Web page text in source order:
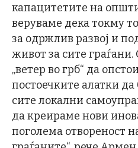
капацитетите на
веруваме дека токму
за одржлив развој и
живот за сите
„ветер во грб“ да
постоечките алатки
сите локални
да креираме нови
поголема отвореност